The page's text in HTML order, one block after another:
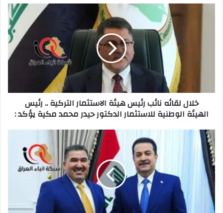
رئيس
الوطنية
الدكتور
حيدر
محمد
مكية
يؤكد
:
‏خلال لقائه نائب رئيس هيئة الاستثمار التركية .. رئيس
الهيئة الوطنية للاستثمار الدكتور حيدر محمد مكية يؤكد :
رئيس
الوزراء
محمد
شياع
السوداني
يستقبل
رجل
الأعمال